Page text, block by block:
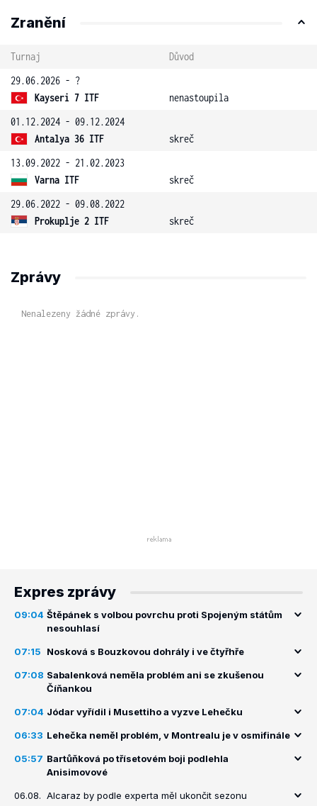
Zranění
Turnaj
Důvod
29.06.2026 - ?
Kayseri 7 ITF
nenastoupila
01.12.2024 - 09.12.2024
Antalya 36 ITF
skreč
13.09.2022 - 21.02.2023
Varna ITF
skreč
29.06.2022 - 09.08.2022
Prokuplje 2 ITF
skreč
Zprávy
Nenalezeny žádné zprávy.
Expres zprávy
09:04 Štěpánek s volbou povrchu proti Spojeným státům
nesouhlasí
07:15 Nosková s Bouzkovou dohrály i ve čtyřhře
07:08 Sabalenková neměla problém ani se zkušenou
Číňankou
07:04 Jódar vyřídil i Musettiho a vyzve Lehečku
06:33 Lehečka neměl problém, v Montrealu je v osmifinále
05:57 Bartůňková po třísetovém boji podlehla
Anisimovové
06.08. Alcaraz by podle experta měl ukončit sezonu